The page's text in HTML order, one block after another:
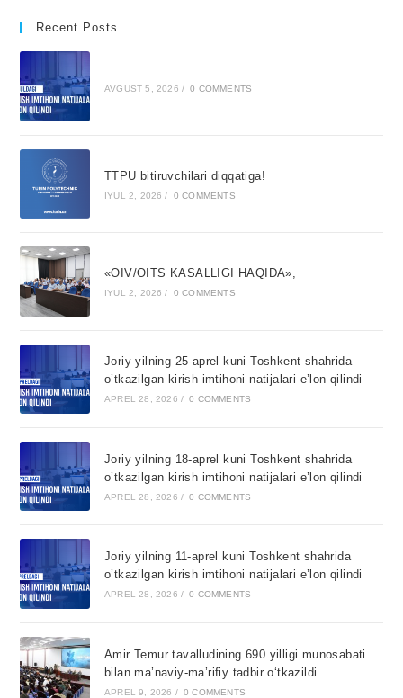
Recent Posts
AVGUST 5, 2026 / 0 COMMENTS
TTPU bitiruvchilari diqqatiga!
IYUL 2, 2026 / 0 COMMENTS
«OIV/OITS KASALLIGI HAQIDA»,
IYUL 2, 2026 / 0 COMMENTS
Joriy yilning 25-aprel kuni Toshkent shahrida
o’tkazilgan kirish imtihoni natijalari e’lon qilindi
APREL 28, 2026 / 0 COMMENTS
Joriy yilning 18-aprel kuni Toshkent shahrida
o’tkazilgan kirish imtihoni natijalari e’lon qilindi
APREL 28, 2026 / 0 COMMENTS
Joriy yilning 11-aprel kuni Toshkent shahrida
o’tkazilgan kirish imtihoni natijalari e’lon qilindi
APREL 28, 2026 / 0 COMMENTS
Amir Temur tavalludining 690 yilligi munosabati
bilan ma’naviy-ma’rifiy tadbir o‘tkazildi
APREL 9, 2026 / 0 COMMENTS